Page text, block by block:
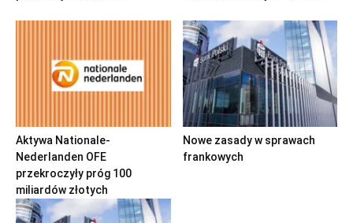
Aktywa Nationale-
Nederlanden OFE
przekroczyły próg 100
miliardów złotych
Nowe zasady w sprawach
frankowych